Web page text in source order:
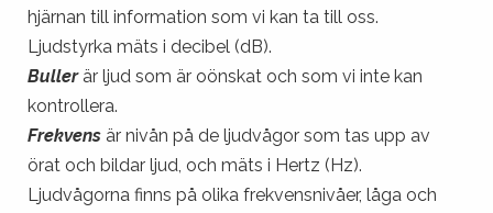
hjärnan till information som vi kan ta till oss.
Ljudstyrka mäts i decibel (dB).
Bullerär ljud som är oönskat och som vi inte kan
kontrollera.
Frekvens är nivån på de ljudvågor som tas upp av
örat och bildar ljud, och mäts i Hertz (Hz).
Ljudvågorna finns på olika frekvensnivåer, låga och